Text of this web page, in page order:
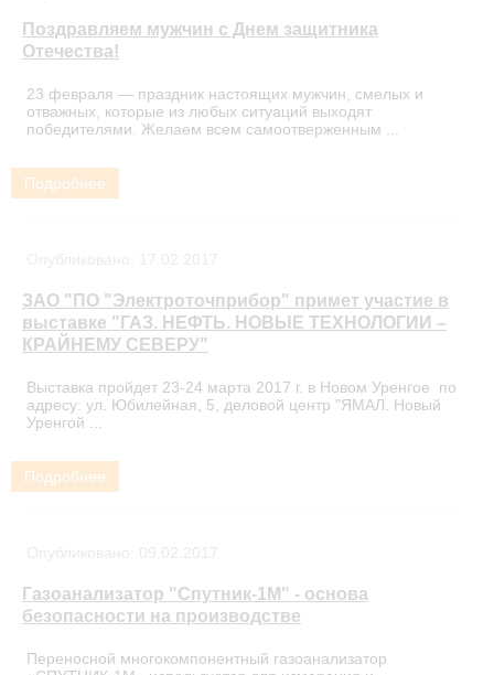
Поздравляем мужчин с Днем защитника
Отечества!
23 февраля — праздник настоящих мужчин, смелых и
отважных, которые из любых ситуаций выходят
победителями. Желаем всем самоотверженным ...
Подробнее
ЗАО "ПО "Электроточприбор" примет участие в
выставке "ГАЗ. НЕФТЬ. НОВЫЕ ТЕХНОЛОГИИ –
КРАЙНЕМУ СЕВЕРУ"
Выставка пройдет 23-24 марта 2017 г. в Новом Уренгое по
адресу: ул. Юбилейная, 5, деловой центр "ЯМАЛ. Новый
Уренгой ...
Подробнее
Газоанализатор "Спутник-1М" - основа
безопасности на производстве
Переносной многокомпонентный газоанализатор